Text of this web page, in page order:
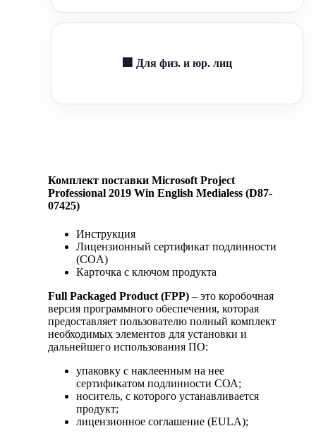
🏢 Для физ. и юр. лиц
Комплект поставки Microsoft Project
Professional 2019 Win English Medialess (D87-
07425)
Инструкция
Лицензионный сертификат подлинности
(COA)
Карточка с ключом продукта
Full Packaged Product (FPP) – это коробочная
версия программного обеспечения, которая
предоставляет пользователю полный комплект
необходимых элементов для установки и
дальнейшего использования ПО:
упаковку с наклеенным на нее
сертификатом подлинности СОА;
носитель, с которого устанавливается
продукт;
лицензионное соглашение (EULA);